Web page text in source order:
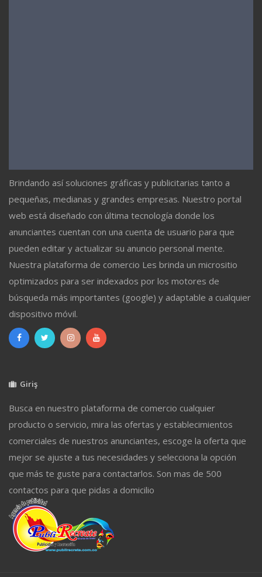
Brindando así soluciones gráficas y publicitarias tanto a
pequeñas, medianas y grandes empresas. Nuestro portal
web está diseñado con última tecnología donde los
anunciantes cuentan con una cuenta de usuario para que
pueden editar y actualizar su anuncio personal mente.
Nuestra plataforma de comercio Les brinda un micrositio
optimizados para ser indexados por los motores de
búsqueda más importantes (google) y adaptable a cualquier
dispositivo móvil.
Giriş
Busca en nuestro plataforma de comercio cualquier
producto o servicio, mira las ofertas y establecimientos
comerciales de nuestros anunciantes, escoge la oferta que
mejor se ajuste a tus necesidades y selecciona la opción
que más te guste para contactarlos. Son mas de 500
contactos para que pidas a domicilio